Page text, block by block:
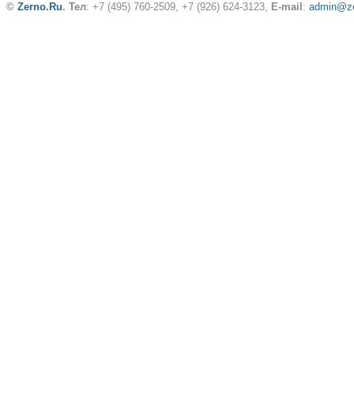
© Zerno.Ru. Тел: +7 (495) 760-2509, +7 (926) 624-3123, E-mail :